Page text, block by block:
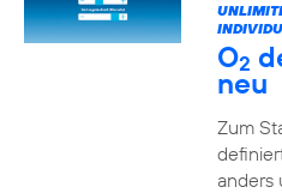
O2
neu
Zum
anders